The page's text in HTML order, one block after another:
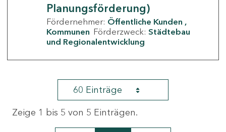
Planungsförderung)
Fördernehmer: Öffentliche Kunden
Kommunen Förderzweck: Städtebau
und Regionalentwicklung
60 Einträge
Zeige 1 bis 5 von 5 Einträgen.